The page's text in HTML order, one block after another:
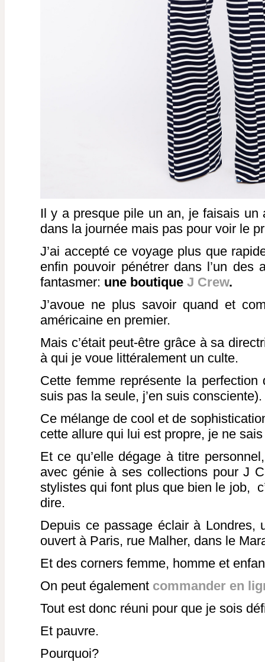
Il y a presque pile un an, je faisais un
dans la journée mais pas pour voir le
J’ai accepté ce voyage plus que
enfin pouvoir pénétrer dans l’un
fantasmer: une boutique J Crew.
J’avoue ne plus savoir quand et
américaine en premier.
Mais c’était peut-être grâce à sa
à qui je voue littéralement un culte.
Cette femme représente la
suis pas la seule, j’en suis consciente).
Ce mélange de cool et de
cette allure qui lui est propre, je ne
Et ce qu’elle dégage à titre
avec génie à ses collections pour J
stylistes qui font plus que bien le job,
dire.
Depuis ce passage éclair à Londres,
ouvert à Paris, rue Malher, dans le
Et des corners femme, homme et
On peut également commander en
Tout est donc réuni pour que je sois
Et pauvre.
Pourquoi?